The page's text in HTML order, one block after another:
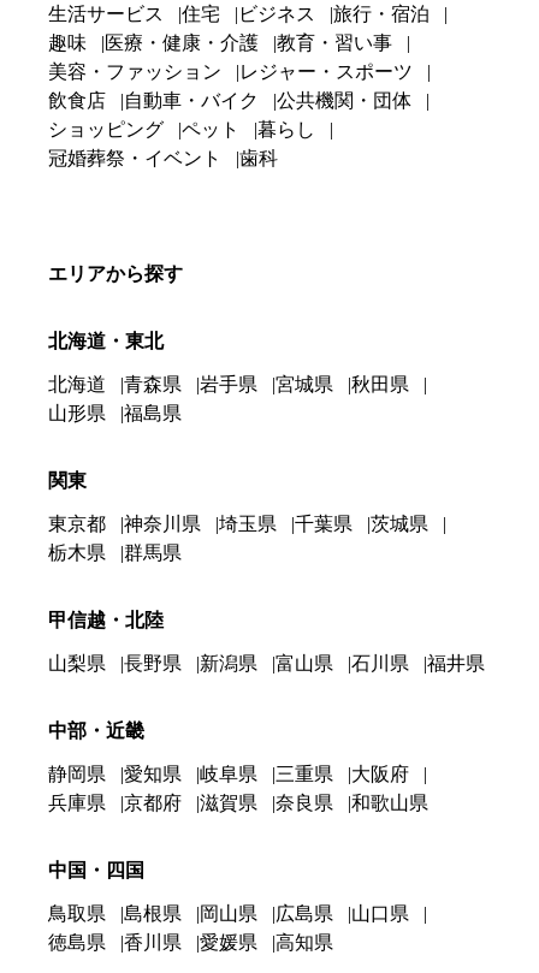
生活サービス 住宅 ビジネス
旅行・宿泊
趣味
医療・健康・介護
教育・習い事
美容・ファッション
レジャー・スポーツ
飲食店
自動車・バイク
公共機関・団体
ショッピング
ペット
暮らし
冠婚葬祭・イベント
歯科
エリアから探す
北海道・東北
北海道 青森県 岩手県 宮城県
秋田県
山形県
福島県
関東
東京都 神奈川県 埼玉県 千葉県
茨城県
栃木県
群馬県
甲信越・北陸
山梨県 長野県 新潟県 富山県 石川県 福井県
中部・近畿
静岡県 愛知県 岐阜県 三重県
大阪府
兵庫県
京都府 滋賀県 奈良県 和歌山県
中国・四国
鳥取県 島根県 岡山県 広島県
山口県
徳島県
香川県 愛媛県 高知県